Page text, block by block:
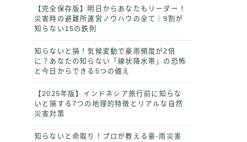
【完全保存版】明日からあなたもリーダー！
災害時の避難所運営ノウハウの全て｜9割が
知らない15の鉄則
知らないと損！気候変動で豪雨頻度が2倍
に？あなたの知らない「線状降水帯」の恐怖
と今日からできる5つの備え
【2025年版】インドネシア旅行前に知らな
いと損する7つの地理的特徴とリアルな自然
災害対策
知らないと命取り！プロが教える豪-雨災害